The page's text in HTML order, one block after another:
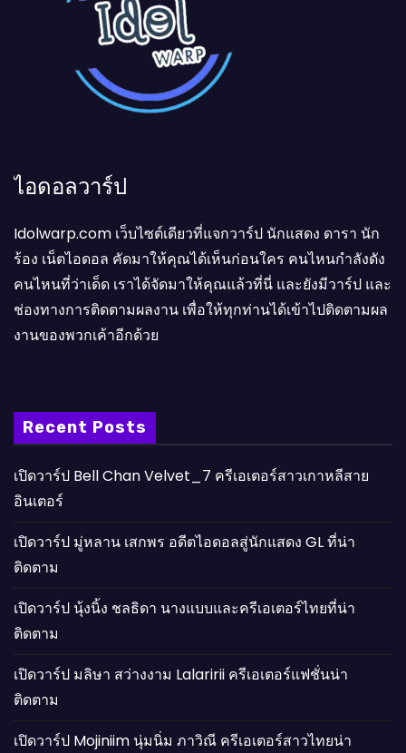
ไอดอลวาร์ป
Idolwarp.com เว็บไซต์เดียวที่แจกวาร์ป นักแสดง ดารา นัก
ร้อง เน็ตไอดอล คัดมาให้คุณได้เห็นก่อนใคร คนไหนกำลังดัง
คนไหนที่ว่าเด็ด เราได้จัดมาให้คุณแล้วที่นี่ และยังมีวาร์ป และ
ช่องทางการติดตามผลงาน เพื่อให้ทุกท่านได้เข้าไปติดตามผล
งานของพวกเค้าอีกด้วย
Recent Posts
เปิดวาร์ป Bell Chan Velvet_7 ครีเอเตอร์สาวเกาหลีสาย
อินเตอร์
เปิดวาร์ป มู่หลาน เสกพร อดีตไอดอลสู่นักแสดง GL ที่น่า
ติดตาม
เปิดวาร์ป นุ้งนิ้ง ชลธิดา นางแบบและครีเอเตอร์ไทยที่น่า
ติดตาม
เปิดวาร์ป มลิษา สว่างงาม Lalaririi ครีเอเตอร์แฟชั่นน่า
ติดตาม
เปิดวาร์ป Mojiniim นุ่มนิ่ม ภาวิณี ครีเอเตอร์สาวไทยน่า